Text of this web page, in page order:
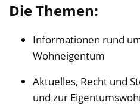
Die Themen:
Informationen rund
Wohneigentum
Aktuelles, Recht und
und zur